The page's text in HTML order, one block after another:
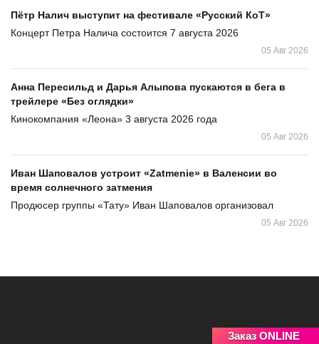
Заказ ONLINE
Пётр Налич выступит на фестивале «Русский КоТ»
Концерт Петра Налича состоится 7 августа 2026
05 Авг 2026
Анна Пересильд и Дарья Алыпова пускаются в бега в
трейлере «Без оглядки»
Кинокомпания «Леона» 3 августа 2026 года
05 Авг 2026
Иван Шаповалов устроит «Zatmenie» в Валенсии во
время солнечного затмения
Продюсер группы «Тату» Иван Шаповалов организовал
05 Авг 2026